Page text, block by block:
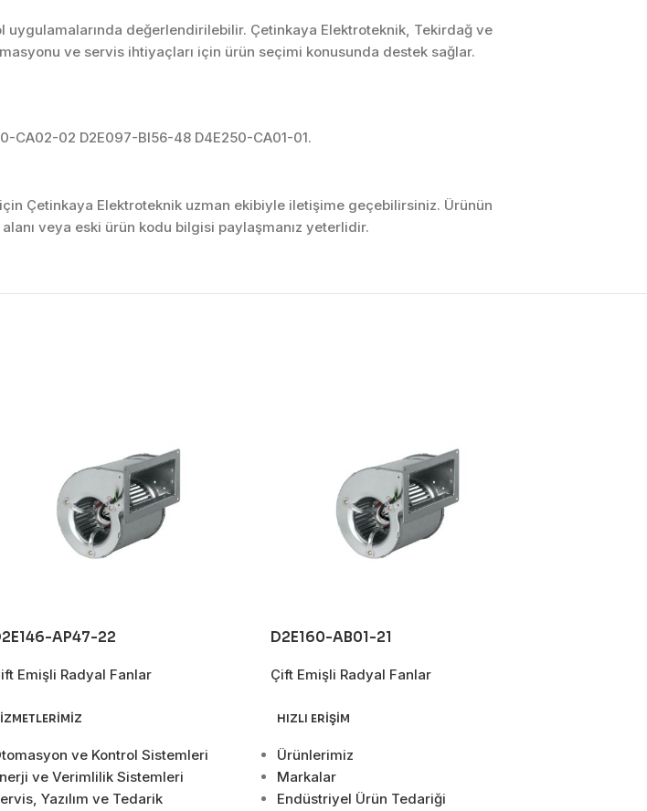
değerlendirilebilir. Çetinkaya Elektroteknik, Tekirdağ ve
ve servis ihtiyaçları için ürün seçimi konusunda destek sağlar.
CA02-02 D2E097-BI56-48 D4E250-CA01-01.
Çetinkaya Elektroteknik uzman ekibiyle iletişime geçebilirsiniz. Ürünün
veya eski ürün kodu bilgisi paylaşmanız yeterlidir.
AP47-22
Emişli Radyal Fanlar
D2E160-AB01-21
Çift Emişli Radyal Fanlar
ve Kontrol Sistemleri
ve Verimlilik Sistemleri
Yazılım ve Tedarik
HIZLI ERIŞIM
Ürünlerimiz
Markalar
Endüstriyel Ürün Tedariği